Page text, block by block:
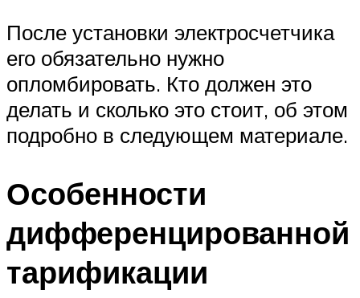
После установки электросчетчика
его обязательно нужно
опломбировать. Кто должен это
делать и сколько это стоит, об этом
подробно в следующем материале.
Особенности
дифференцированной
тарификации